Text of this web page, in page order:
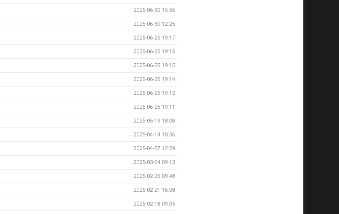
2025-06-30 15:56
2025-06-30 12:25
2025-06-25 19:17
2025-06-25 19:15
2025-06-25 19:15
2025-06-25 19:14
2025-06-25 19:12
2025-06-25 19:11
2025-05-19 18:08
2025-04-14 10:36
2025-04-07 12:59
2025-03-04 09:13
2025-02-25 09:48
2025-02-21 16:08
2025-02-18 09:05